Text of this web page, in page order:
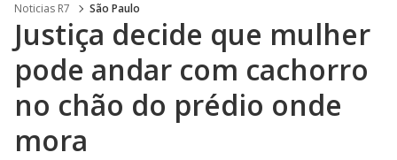
Noticias R7 São Paulo
Justiça decide que mulher
pode andar com cachorro
no chão do prédio onde
mora